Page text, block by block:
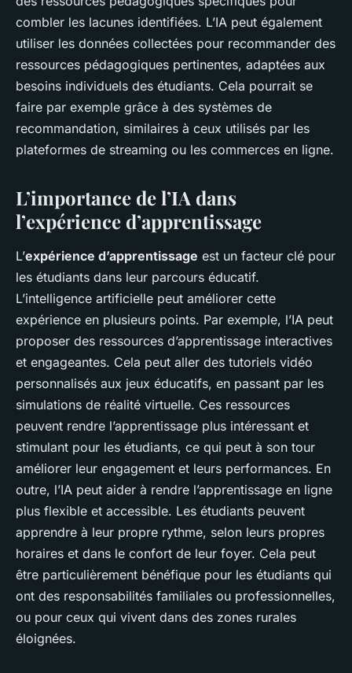
combler les lacunes identifiées. L’IA peut également
utiliser les données collectées pour recommander des
ressources pédagogiques pertinentes, adaptées aux
besoins individuels des étudiants. Cela pourrait se
faire par exemple grâce à des systèmes de
recommandation, similaires à ceux utilisés par les
plateformes de streaming ou les commerces en ligne.
L’importance de l’IA dans
l’expérience d’apprentissage
L’expérience d’apprentissage est un facteur clé pour
les étudiants dans leur parcours éducatif.
L’intelligence artificielle peut améliorer cette
expérience en plusieurs points. Par exemple, l’IA peut
proposer des ressources d’apprentissage interactives
et engageantes. Cela peut aller des tutoriels vidéo
personnalisés aux jeux éducatifs, en passant par les
simulations de réalité virtuelle. Ces ressources
peuvent rendre l’apprentissage plus intéressant et
stimulant pour les étudiants, ce qui peut à son tour
améliorer leur engagement et leurs performances. En
outre, l’IA peut aider à rendre l’apprentissage en ligne
plus flexible et accessible. Les étudiants peuvent
apprendre à leur propre rythme, selon leurs propres
horaires et dans le confort de leur foyer. Cela peut
être particulièrement bénéfique pour les étudiants qui
ont des responsabilités familiales ou professionnelles,
ou pour ceux qui vivent dans des zones rurales
éloignées.